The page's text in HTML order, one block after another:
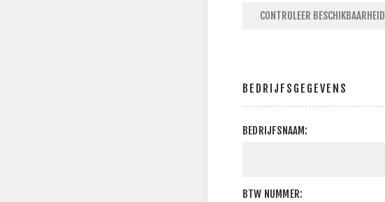
CONTROLEER BESCHIKBAARHEID
BEDRIJFSGEGEVENS
BEDRIJFSNAAM:
BTW NUMMER: